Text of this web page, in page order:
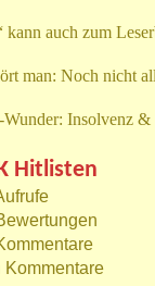
kann auch zum
man: Noch nicht
Wunder: Insolvenz &
Hitlisten
Kommentare